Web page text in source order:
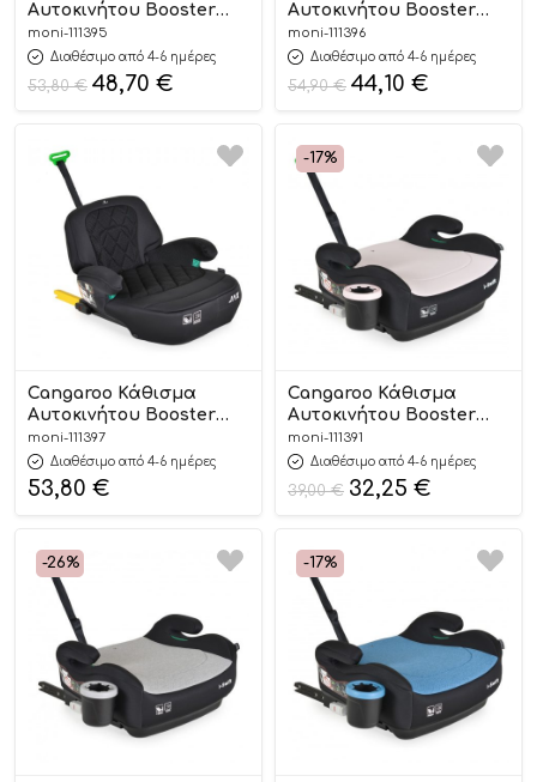
Αυτοκινήτου Booster
Isofix Jax Pink 125-150cm
3801005152247
moni-111395
Διαθέσιμο από 4-6 ημέρες
53,80€ 48,70 €
Αυτοκινήτου Booster
Isofix Jax Grey 125-150cm
3801005152230
moni-111396
Διαθέσιμο από 4-6 ημέρες
54,90€ 44,10 €
Cangaroo Κάθισμα
Αυτοκινήτου Booster
Isofix Jax Black 125-
150cm 3801005152223
moni-111397
Διαθέσιμο από 4-6 ημέρες
53,80 €
-17%
Cangaroo Κάθισμα
Αυτοκινήτου Booster
Isofix I-Swift Pink 125-
150cm 3801005152315
moni-111391
Διαθέσιμο από 4-6 ημέρες
39,00€ 32,25 €
-26% -17%